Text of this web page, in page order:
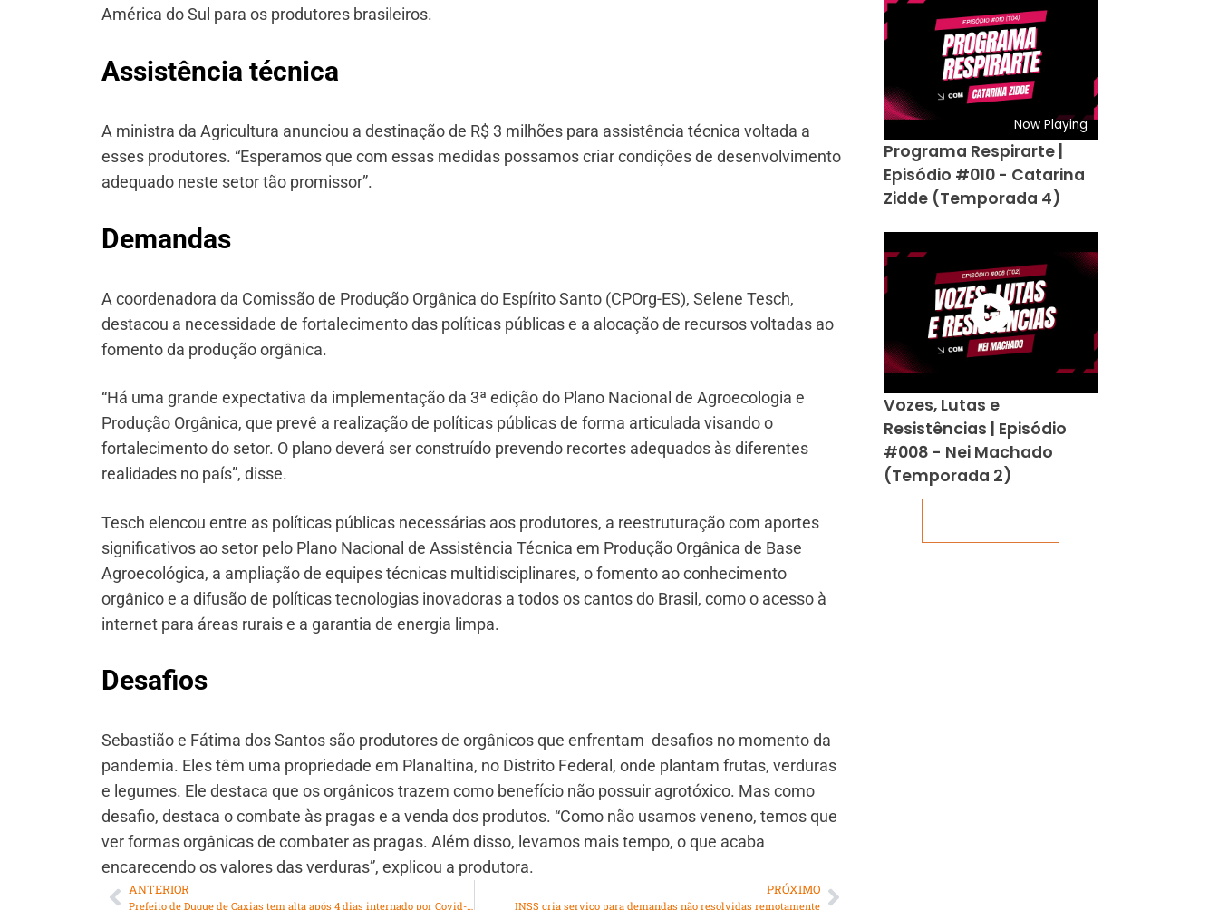
América do Sul para os produtores brasileiros.
Assistência técnica
A ministra da Agricultura anunciou a destinação de R$ 3 milhões para assistência técnica voltada a
esses produtores. “Esperamos que com essas medidas possamos criar condições de desenvolvimento
adequado neste setor tão promissor”.
Demandas
A coordenadora da Comissão de Produção Orgânica do Espírito Santo (CPOrg-ES), Selene Tesch,
destacou a necessidade de fortalecimento das políticas públicas e a alocação de recursos voltadas ao
fomento da produção orgânica.
“Há uma grande expectativa da implementação da 3ª edição do Plano Nacional de Agroecologia e
Produção Orgânica, que prevê a realização de políticas públicas de forma articulada visando o
fortalecimento do setor. O plano deverá ser construído prevendo recortes adequados às diferentes
realidades no país”, disse.
Tesch elencou entre as políticas públicas necessárias aos produtores, a reestruturação com aportes
significativos ao setor pelo Plano Nacional de Assistência Técnica em Produção Orgânica de Base
Agroecológica, a ampliação de equipes técnicas multidisciplinares, o fomento ao conhecimento
orgânico e a difusão de políticas tecnologias inovadoras a todos os cantos do Brasil, como o acesso à
internet para áreas rurais e a garantia de energia limpa.
Desafios
Sebastião e Fátima dos Santos são produtores de orgânicos que enfrentam desafios no momento da
pandemia. Eles têm uma propriedade em Planaltina, no Distrito Federal, onde plantam frutas, verduras
e legumes. Ele destaca que os orgânicos trazem como benefício não possuir agrotóxico. Mas como
desafio, destaca o combate às pragas e a venda dos produtos. “Como não usamos veneno, temos que
ver formas orgânicas de combater as pragas. Além disso, levamos mais tempo, o que acaba
encarecendo os valores das verduras”, explicou a produtora.
ANTERIOR
Prefeito de Duque de Caxias tem alta após 4 dias internado por Covid-19
PRÓXIMO
INSS cria serviço para demandas não resolvidas remotamente
Now Playing
Programa Respirarte |
Episódio #010 - Catarina
Zidde (Temporada 4)
Vozes, Lutas e
Resistências | Episódio
#008 - Nei Machado
(Temporada 2)